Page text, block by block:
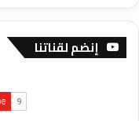
إنضم لقناتنا